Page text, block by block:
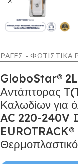
ΡΑΓΕΣ - ΦΩΤΙΣΤΙΚΑ
GloboStar®
Αντάπτορας
Καλωδίων για
AC 220-240V